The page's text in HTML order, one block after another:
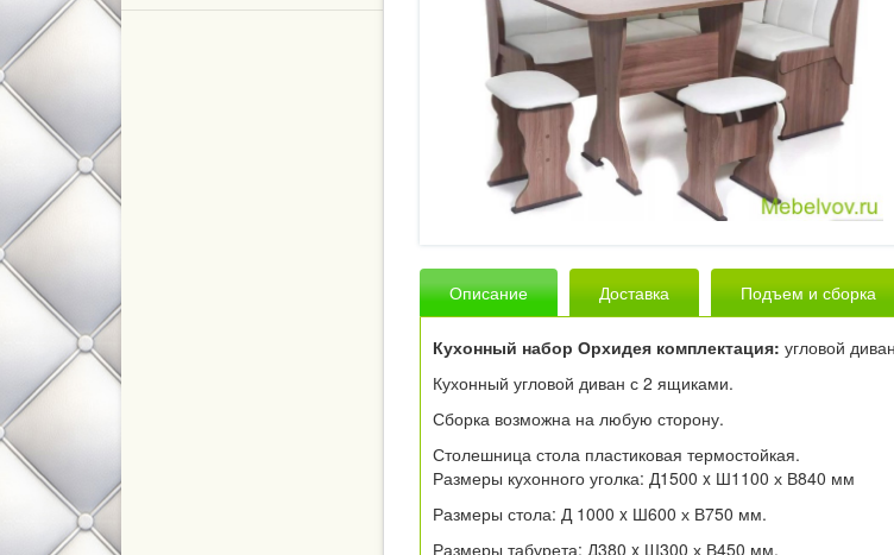
и
Описание Доставка Подъем и сборка
Кухонный набор Орхидея комплектация: угловой
Кухонный угловой диван с 2 ящиками.
Сборка возможна на любую сторону.
Столешница стола пластиковая термостойкая.
Размеры кухонного уголка: Д1500 x Ш1100 х В840 мм
Размеры стола: Д 1000 x Ш600 х В750 мм.
Размеры табурета: Д380 x Ш300 х В450 мм.